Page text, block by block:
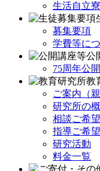
生活自立寮
募集要項
学費等に
公
75周年公
教
ご案内（
研究所の
相談ご希
指導ご希
研究活動
料金一覧